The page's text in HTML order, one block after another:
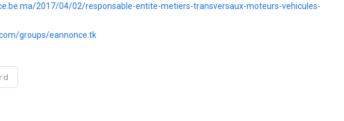
2017/04/02/responsable-entite-metiers-transversaux-moteurs-vehicules-
groups/eannonce.tk